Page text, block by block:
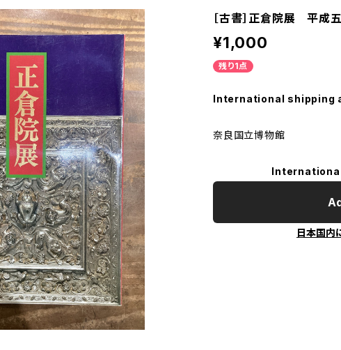
［古書］正倉院展 平成
¥1,000
残り1点
International shipping
奈良国立博物館
日本国内